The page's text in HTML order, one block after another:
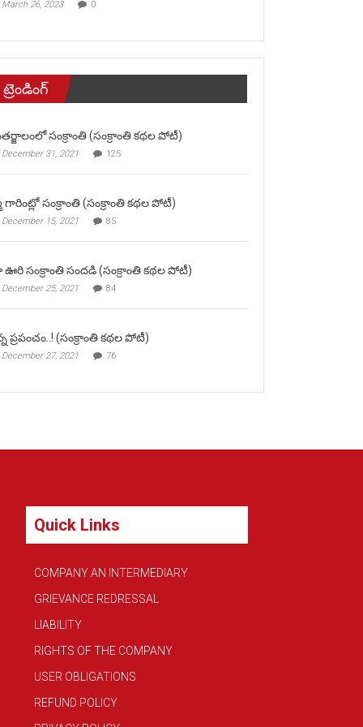
March 26, 2023 0
ట్రెండింగ్
సంక్రాంతి (సంక్రాంతి కథల పోటీ)
December 31, 2021 125
గారింట్లో సంక్రాంతి (సంక్రాంతి కథల పోటీ)
December 15, 2021 85
సంక్రాంతి సందడి (సంక్రాంతి కథల పోటీ)
December 25, 2021 84
ప్రపంచం..! (సంక్రాంతి కథల పోటీ)
December 27, 2021 76
Quick Links
COMPANY AN INTERMEDIARY
GRIEVANCE REDRESSAL
LIABILITY
RIGHTS OF THE COMPANY
USER OBLIGATIONS
REFUND POLICY